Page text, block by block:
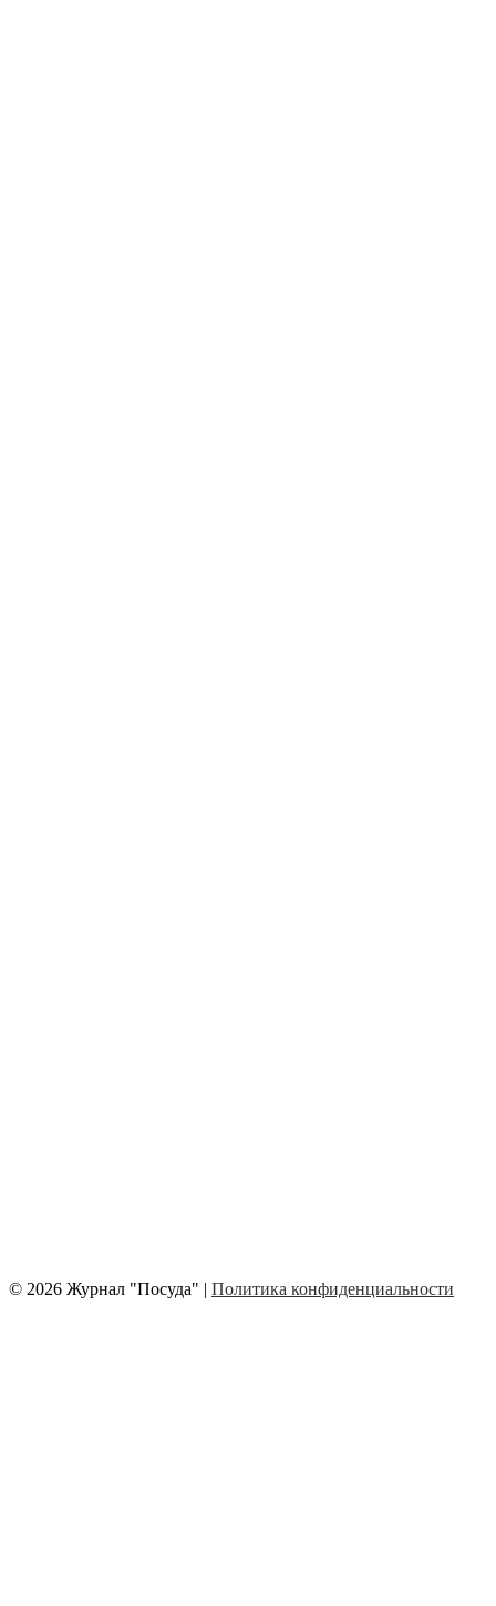
© 2026 Журнал "Посуда" | Политика конфиденциальности